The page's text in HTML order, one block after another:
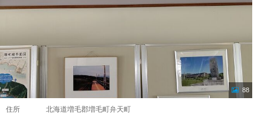
88
住所 北海道増毛郡増毛町弁天町